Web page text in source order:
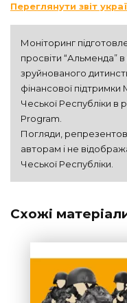
Переглянути звіт
Моніторинг
просвіти “Альменда”
зруйнованого
фінансової
Чеської Республіки в
Program.
Погляди,
авторам і не
Чеської Республіки.
Схожі